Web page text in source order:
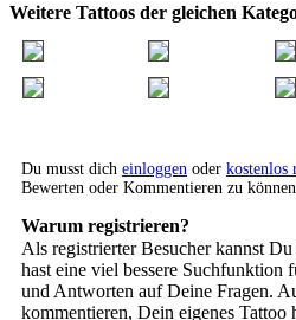
Weitere Tattoos der gleichen
Du musst dich einloggen oder kostenlos
Bewerten oder Kommentieren zu können.
Warum registrieren?
Als registrierter Besucher kannst
hast eine viel bessere Suchfunktion
und Antworten auf Deine Fragen.
kommentieren, Dein eigenes Tattoo